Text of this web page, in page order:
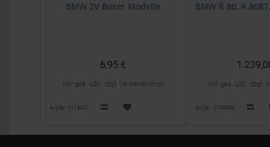
BMW 2V Boxer Modelle
6,95 €
inkl. ges. USt., zzgl. Versandkosten
Art.Nr. 1113427
BMW R 80, R
inkl. ges. USt., zzgl.
Art.Nr. 1100082